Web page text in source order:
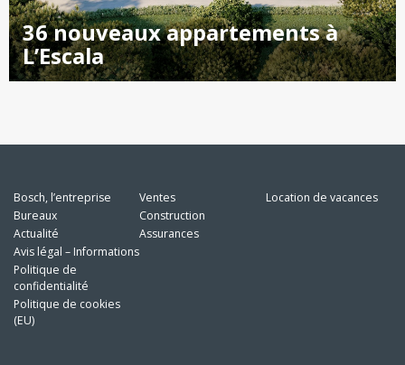
36 nouveaux appartements à
L’Escala
Bosch, l’entreprise
Bureaux
Actualité
Avis légal – Informations
Politique de
confidentialité
Politique de cookies
(EU)
Ventes
Construction
Assurances
Location de vacances